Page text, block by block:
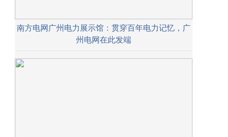
南方电网广州电力展示馆：贯穿百年电力记忆，广
州电网在此发端